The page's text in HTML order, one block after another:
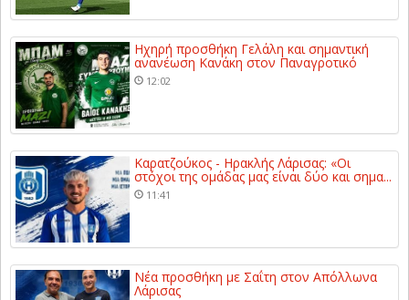
Ηχηρή προσθήκη Γελάλη και σημαντική
ανανέωση Κανάκη στον Παναγροτικό
12:02
Καρατζούκος - Ηρακλής Λάρισας: «Οι
στόχοι της ομάδας μας είναι δύο και σημα...
11:41
Νέα προσθήκη με Σαΐτη στον Απόλλωνα
Λάρισας